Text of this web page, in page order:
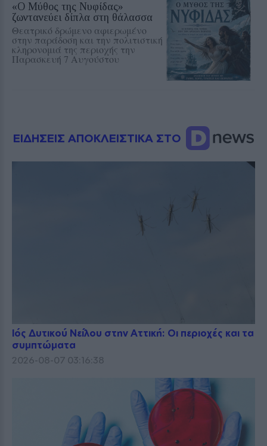
«Ο Μύθος της Νυφίδας»
ζωντανεύει δίπλα στη θάλασσα
Θεατρικό δρώμενο αφιερωμένο
στην παράδοση και την πολιτιστική
κληρονομιά της περιοχής την
Παρασκευή 7 Αυγούστου
ΕΙΔΗΣΕΙΣ ΑΠΟΚΛΕΙΣΤΙΚΑ ΣΤΟ
Ιός Δυτικού Νείλου στην Αττική: Οι περιοχές και τα
συμπτώματα
2026-08-07 03:16:38